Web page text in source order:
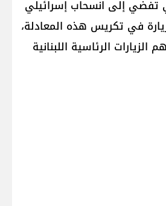
تفضي إلى ‏انسحاب إسرائيلي
في تكريس هذه المعادلة،
الرئاسية اللبنانية